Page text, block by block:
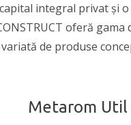
integral privat și
oferă
de produse
Metarom